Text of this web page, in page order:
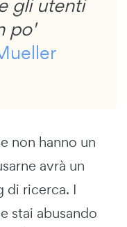
gli utenti
po'
non hanno un
avrà un
di ricerca. I
stai abusando